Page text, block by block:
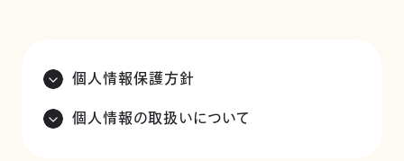
個人情報保護方針
個人情報の取扱いについて